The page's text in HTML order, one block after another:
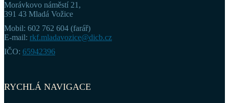
Morávkovo náměstí 21,
391 43 Mladá Vožice
Mobil: 602 762 604 (farář)
E-mail: rkf.mladavozice@dicb.cz
IČO: 65942396
RYCHLÁ NAVIGACE